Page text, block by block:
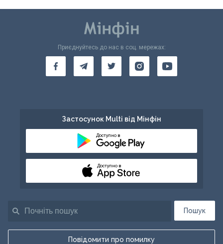
Пошук
Повідомити про помилку
Приєднуйтесь до нас в соц. мережах:
Застосунок Multi від Мінфін
Доступно в
Доступно в